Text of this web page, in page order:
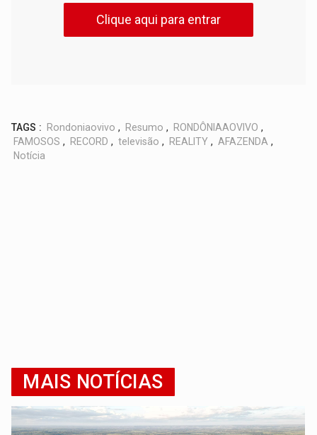
Clique aqui para entrar
TAGS : Rondoniaovivo , Resumo , RONDÔNIAAOVIVO ,
FAMOSOS , RECORD , televisão , REALITY , AFAZENDA ,
Notícia
MAIS NOTÍCIAS